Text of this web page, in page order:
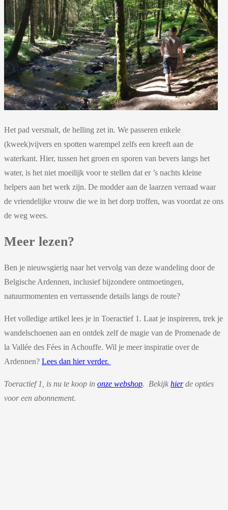
Het pad versmalt, de helling zet in. We passeren enkele
(kweek)vijvers en spotten warempel zelfs een kreeft aan de
waterkant. Hier, tussen het groen en sporen van bevers langs het
water, is het niet moeilijk voor te stellen dat er ’s nachts kleine
helpers aan het werk zijn. De modder aan de laarzen verraad waar
de vriendelijke vrouw die we in het dorp troffen, was voordat ze ons
de weg wees.
Meer lezen?
Ben je nieuwsgierig naar het vervolg van deze wandeling door de
Belgische Ardennen, inclusief bijzondere ontmoetingen,
natuurmomenten en verrassende details langs de route?
Het volledige artikel lees je in Toeractief 1. Laat je inspireren, trek je
wandelschoenen aan en ontdek zelf de magie van de Promenade de
la Vallée des Fées in Achouffe. Wil je meer inspiratie over de
Ardennen? Lees dan hier verder.
Toeractief 1, is nu te koop in onze webshop. Bekijk hierde opties
voor een abonnement.